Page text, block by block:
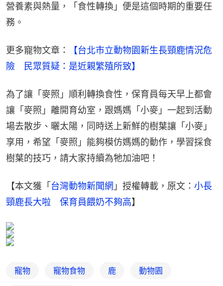
營養素與熱量，「食性轉換」便是這個時期的重要任
務。
更多寵物文章：
【台北市立動物園新生長頸鹿情況危
險　民眾質疑：是近親繁殖所致】
為了讓「麥照」順利轉換食性，保育員每天早上都會
讓「麥照」離開育幼室，跟媽媽「小麥」一起到活動
場去散步、曬太陽，同時送上新鮮的樹葉讓「小麥」
享用，希望「麥照」能夠模仿媽媽的動作，學習採食
樹葉的技巧，請大家持續為牠加油吧！
【本文獲「 台灣動物新聞網 」授權轉載，原文： 小長
頸鹿長大啦　保育員餵奶不夠高】
寵物 寵物食物 鹿 動物園